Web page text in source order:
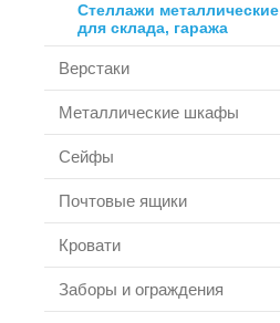
Стеллажи металлические
для склада, гаража
Верстаки
Металлические шкафы
Сейфы
Почтовые ящики
Кровати
Заборы и ограждения